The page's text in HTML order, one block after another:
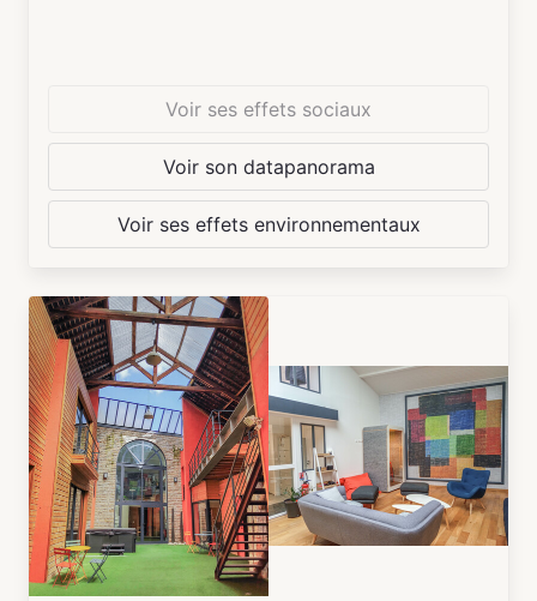
Voir ses effets sociaux
Voir son datapanorama
Voir ses effets environnementaux